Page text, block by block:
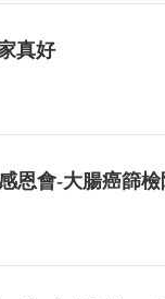
真好
恩會-大腸癌篩